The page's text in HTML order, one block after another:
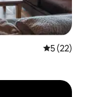
5 (22)